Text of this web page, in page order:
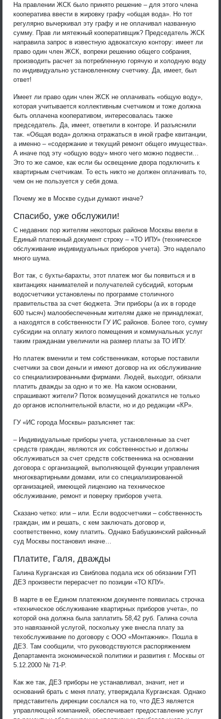
На правлении ЖСК было принято решение – для этого члена
кооператива ввести в жировку графу «общая вода». Но тот
регулярно вычеркивал эту графу и не оплачивал названную
сумму. Прав ли мятежный кооперативщик? Председатель ЖСК
направила запрос в известную адвокатскую контору: имеет ли
право один член ЖСК, вопреки решению общего собрания,
производить расчет за потребленную горячую и холодную воду
по индивидуально установленному счетчику. Да, имеет, был
ответ!
Имеет ли право один член ЖСК не оплачивать «общую воду»,
которая учитывается коллективным счетчиком и тоже должна
быть оплачена кооперативом, интересовалась также
председатель. Да, имеет, ответили в конторе. И разъяснили
так. «Общая вода» должна отражаться в иной графе квитанции,
а именно – «содержание и текущий ремонт общего имущества».
А иначе под эту «общую воду» много чего можно подвести…
Это то же самое, как если бы освещение двора подключить к
квартирным счетчикам. То есть никто не должен оплачивать то,
чем он не пользуется у себя дома.
Почему же в Москве судьи думают иначе?
Спасибо, уже обслужили!
С недавних пор жителям некоторых районов Москвы ввели в
Единый платежный документ строку – «ТО ИПУ» (техническое
обслуживание индивидуальных приборов учета). Это наделало
много шума.
Вот так, с бухты-барахты, этот платеж мог бы появиться и в
квитанциях нанимателей и получателей субсидий, которым
водосчетчики установлены по программе столичного
правительства за счет бюджета. Эти приборы (а их в городе
600 тысяч) малообеспеченным жителям даже не принадлежат,
а находятся в собственности ГУ ИС районов. Более того, сумму
субсидии на оплату жилого помещения и коммунальных услуг
таким гражданам увеличили на размер платы за ТО ИПУ.
Но платеж вменили и тем собственникам, которые поставили
счетчики за свои деньги и имеют договор на их обслуживание
со специализированными фирмами. Людей, выходит, обязали
платить дважды за одно и то же. На каком основании,
спрашивают жители? Поток возмущений докатился не только
до органов исполнительной власти, но и до редакции «КР».
ГУ «ИС города Москвы» разъясняет так:
– Индивидуальные приборы учета, установленные за счет
средств граждан, являются их собственностью и должны
обслуживаться за счет средств собственника на основании
договора с организацией, выполняющей функции управления
многоквартирными домами, или со специализированной
организацией, имеющей лицензию на техническое
обслуживание, ремонт и поверку приборов учета.
Сказано четко: или – или. Если водосчетчики – собственность
граждан, им и решать, с кем заключать договор и,
соответственно, кому платить. Однако Бабушкинский районный
суд Москвы постановил иначе…
Платите, Галя, дважды
Галина Курганская из Свиблова подала иск об обязании ГУП
ДЕЗ произвести перерасчет по позиции «ТО КПУ».
В марте в ее Едином платежном документе появилась строчка
«техническое обслуживание квартирных приборов учета», по
которой она должна была заплатить 58,42 руб. Галина сочла
это навязанной услугой, поскольку уже внесла плату за
техобслуживание по договору с ООО «Монтажник». Пошла в
ДЕЗ. Там сообщили, что руководствуются распоряжением
Департамента экономической политики и развития г. Москвы от
5.12.2000 № 71-Р.
Как же так, ДЕЗ приборы не устанавливал, значит, нет и
оснований брать с меня плату, утверждала Курганская. Однако
представитель дирекции сослался на то, что ДЕЗ является
управляющей компанией, обеспечивает предоставление услуг